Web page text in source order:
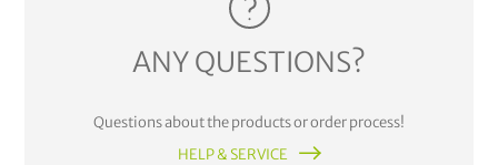
ANY QUESTIONS?
Questions about the products or order process!
HELP & SERVICE